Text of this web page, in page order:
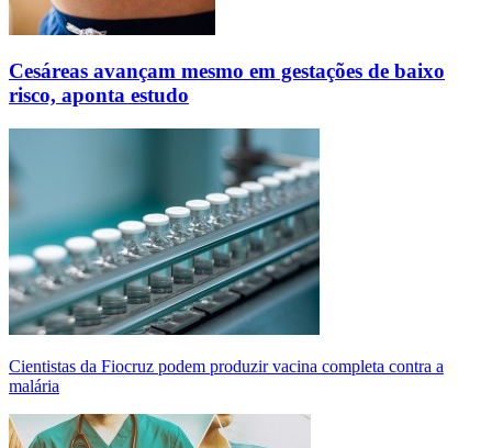
Cesáreas avançam mesmo em gestações de baixo
risco, aponta estudo
Cientistas da Fiocruz podem produzir vacina completa contra a
malária